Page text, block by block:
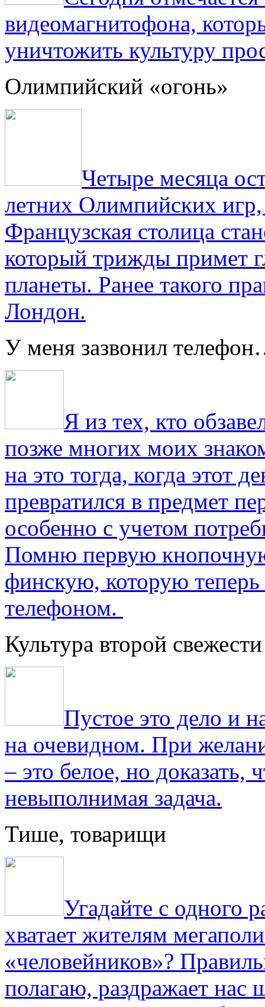
видеомагнитофона,
уничтожить культуру
Олимпийский «огонь»
Четыре месяца
летних Олимпийских
Французская столица
который трижды примет
планеты. Ранее такого
Лондон.
У меня зазвонил
Я из тех, кто
позже многих моих
на это тогда, когда этот
превратился в предмет
особенно с учетом
Помню первую
финскую, которую
телефоном.
Культура второй свежести
Пустое это дело и
на очевидном. При
– это белое, но доказать,
невыполнимая задача.
Тише, товарищи
Угадайте с одного
хватает жителям
«человейников»?
полагаю, раздражает нас